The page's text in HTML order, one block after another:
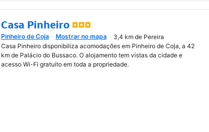
Casa Pinheiro
Abre numa nova janela
Pinheiro de Coja Mostrar no mapa
3,4 km de Pereira
Casa Pinheiro disponibiliza acomodações em Pinheiro de Coja, a 42
km de Palácio do Bussaco. O alojamento tem vistas da cidade e
acesso Wi-Fi gratuito em toda a propriedade.